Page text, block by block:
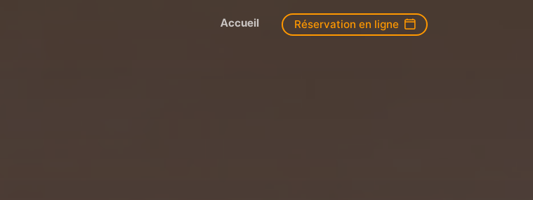
Accueil Réservation en ligne